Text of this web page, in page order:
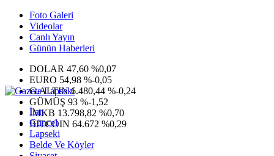
Foto Galeri
Videolar
Canlı Yayın
Günün Haberleri
DOLAR 47,60 %0,07
EURO 54,98 %-0,05
G.ALTIN6.480,44 %-0,24
GÜMÜŞ 93 %-1,52
IMKB 13.798,82 %0,70
BITCOIN 64.672 %0,29
İlan
Güncel
Lapseki
Belde Ve Köyler